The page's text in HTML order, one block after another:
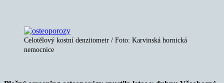
Celotělový kostní denzitometr / Foto: Karvinská hornická
nemocnice